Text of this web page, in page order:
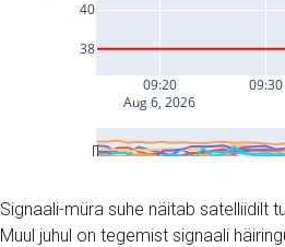
Signaali-müra suhe näitab satelliidilt
Muul juhul on tegemist signaali